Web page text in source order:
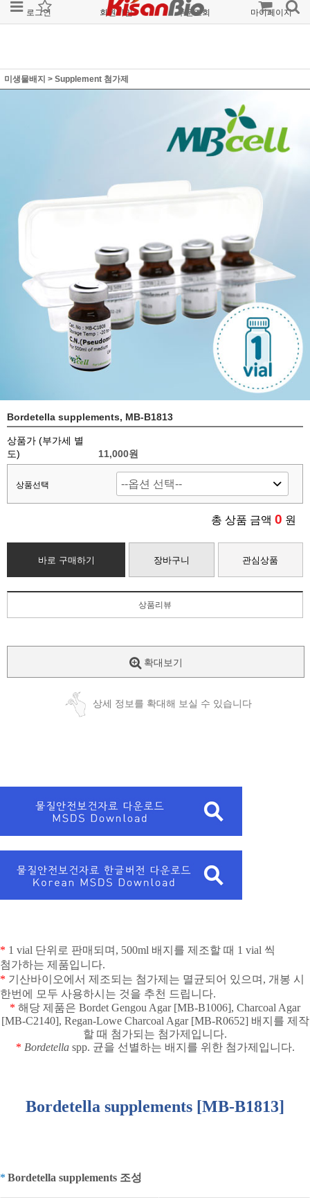
로그인 회원가입 주문조회 마이페이지
미생물배지 > Supplement 첨가제
Bordetella supplements, MB-B1813
상품가 (부가세 별
도)
11,000원
상품선택
총 상품 금액 0 원
바로 구매하기 장바구니 관심상품
상품리뷰
확대보기
상세 정보를 확대해 보실 수 있습니다
* 1 vial 단위로 판매되며 , 500ml 배지를 제조할 때 1 vial 씩
첨가하는 제품입니다.
* 기산바이오에서 제조되는 첨가제는 멸균되어 있으며 , 개봉 시
한번에 모두 사용하시는 것을 추천 드립니다.
* 해당 제품은 Bordet Gengou Agar [MB-B1006], Charcoal Agar
[MB-C2140], Regan-Lowe Charcoal Agar [MB-R0652] 배지를 제작
할 때 첨가되는 첨가제입니다.
* Bordetella spp. 균을 선별하는 배지를 위한 첨가제입니다.
Bordetella supplements [MB-B1813]
* Bordetella supplements 조성